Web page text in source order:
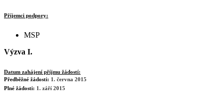
Příjemci podpory:
MSP
Výzva I.
Datum zahájení příjmu žádostí:
Předběžné žádosti: 1. června 2015
Plné žádosti: 1. září 2015